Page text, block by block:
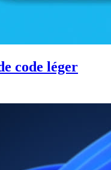
code léger